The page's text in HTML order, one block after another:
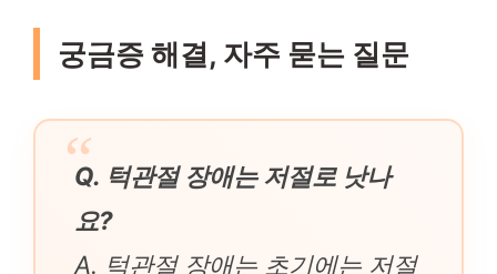
궁금증 해결, 자주 묻는 질문
Q. 턱관절 장애는 저절로 낫나
요?
A. 턱관절 장애는 초기에는 저절